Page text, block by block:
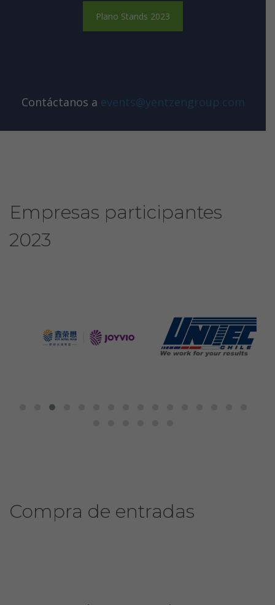
Plano Stands 2023
Contáctanos a events@yentzengroup.com
Empresas participantes
2023
Compra de entradas